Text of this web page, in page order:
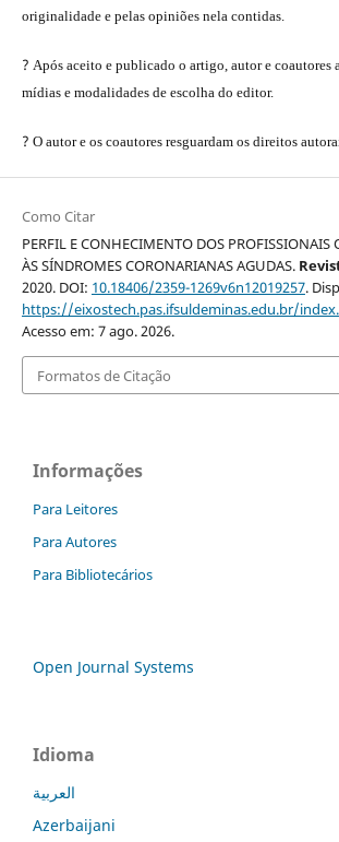
originalidade e pelas opiniões nela contidas.
? Após aceito e publicado o artigo, autor e
mídias e modalidades de escolha do editor.
? O autor e os coautores resguardam os direitos
Como Citar
PERFIL E CONHECIMENTO DOS
ÀS SÍNDROMES CORONARIANAS AGUDAS.
2020. DOI: 10.18406/2359-1269v6n12019257.
https://eixostech.pas.ifsuldeminas.edu.br/
Acesso em: 7 ago. 2026.
Formatos de Citação
Informações
Para Leitores
Para Autores
Para Bibliotecários
Open Journal Systems
Idioma
العربية
Azerbaijani